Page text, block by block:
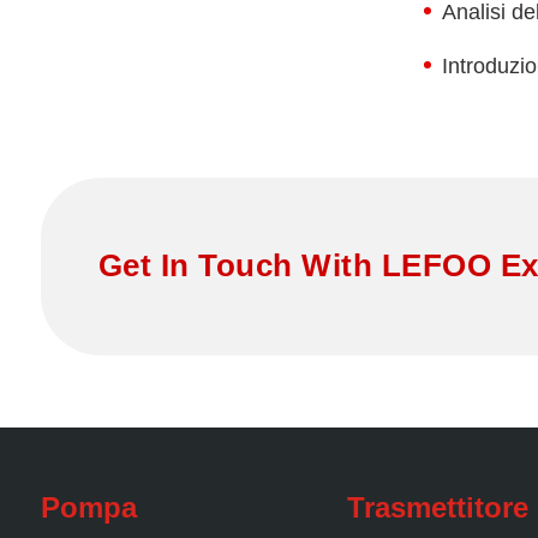
Analisi
Get In Touch With LEFOO
Pompa Trasmettitore